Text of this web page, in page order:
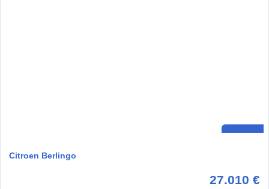
Citroen Berlingo
27.010 €